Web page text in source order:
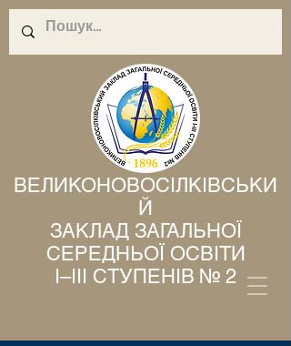
ВЕЛИКОНОВОСІЛКІВСЬКИ
Й
ЗАКЛАД ЗАГАЛЬНОЇ
СЕРЕДНЬОЇ ОСВІТИ
І–ІІІ СТУПЕНІВ № 2